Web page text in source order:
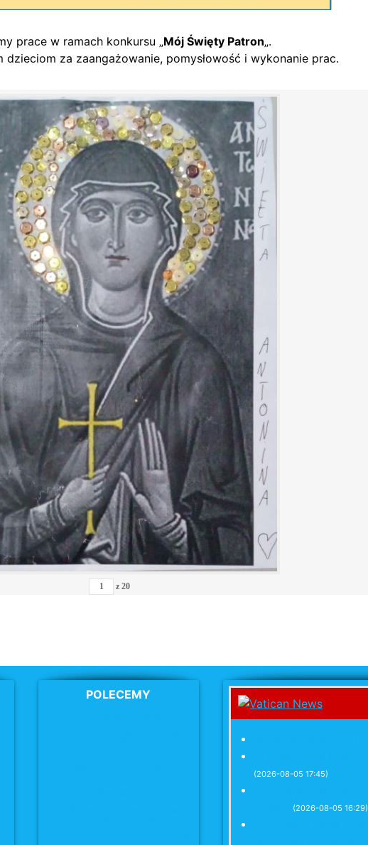
prace w ramach konkursu „Mój Święty Patron„.
dzieciom za zaangażowanie, pomysłowość i wykonanie prac.
z 20
POLECEMY
(2026-08-05 17:45)
(2026-08-05 16:29)